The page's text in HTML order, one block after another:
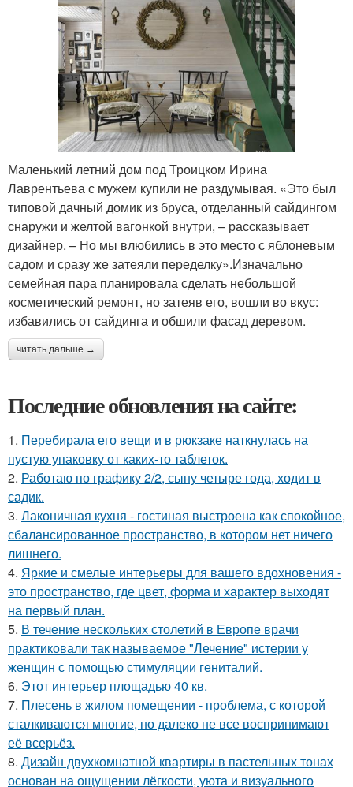
Маленький летний дом под Троицком Ирина
Лаврентьева с мужем купили не раздумывая. «Это был
типовой дачный домик из бруса, отделанный сайдингом
снаружи и желтой вагонкой внутри, – рассказывает
дизайнер. – Но мы влюбились в это место с яблоневым
садом и сразу же затеяли переделку».Изначально
семейная пара планировала сделать небольшой
косметический ремонт, но затеяв его, вошли во вкус:
избавились от сайдинга и обшили фасад деревом.
читать дальше →
Последние обновления на сайте:
1. Перебирала его вещи и в рюкзаке наткнулась на
пустую упаковку от каких-то таблеток.
2. Работаю по графику 2/2, сыну четыре года, ходит в
садик.
3. Лаконичная кухня - гостиная выстроена как спокойное,
сбалансированное пространство, в котором нет ничего
лишнего.
4. Яркие и смелые интерьеры для вашего вдохновения -
это пространство, где цвет, форма и характер выходят
на первый план.
5. В течение нескольких столетий в Европе врачи
практиковали так называемое "Лечение" истерии у
женщин с помощью стимуляции гениталий.
6. Этот интерьер площадью 40 кв.
7. Плесень в жилом помещении - проблема, с которой
сталкиваются многие, но далеко не все воспринимают
её всерьёз.
8. Дизайн двухкомнатной квартиры в пастельных тонах
основан на ощущении лёгкости, уюта и визуального